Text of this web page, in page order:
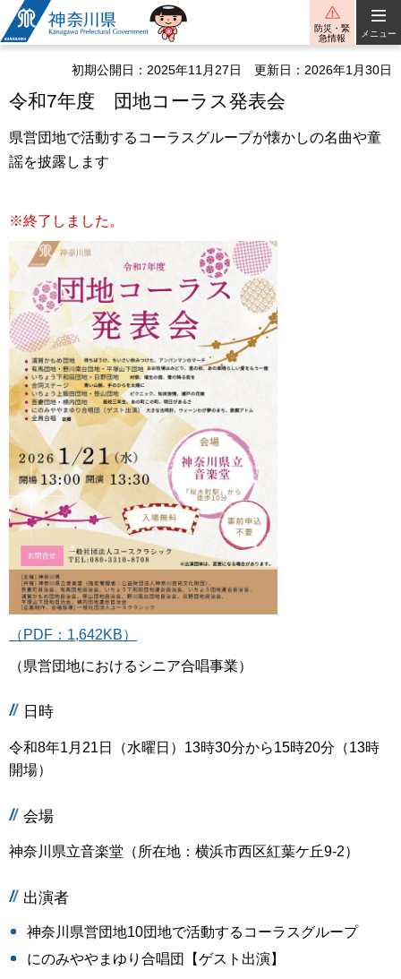
神奈川県
防災・緊
急情報
メニュー
初期公開日：2025年11月27日 更新日：2026年1月30日
令和7年度 団地コーラス発表会
県営団地で活動するコーラスグループが懐かしの名曲や童
謡を披露します
※終了しました。
（PDF：1,642KB）
（県営団地におけるシニア合唱事業）
日時
令和8年1月21日（水曜日）13時30分から15時20分（13時
開場）
会場
神奈川県立音楽堂（所在地：横浜市西区紅葉ケ丘9-2）
出演者
神奈川県営団地10団地で活動するコーラスグループ
にのみややまゆり合唱団【ゲスト出演】